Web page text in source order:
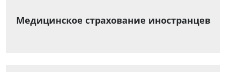
Медицинское страхование иностранцев